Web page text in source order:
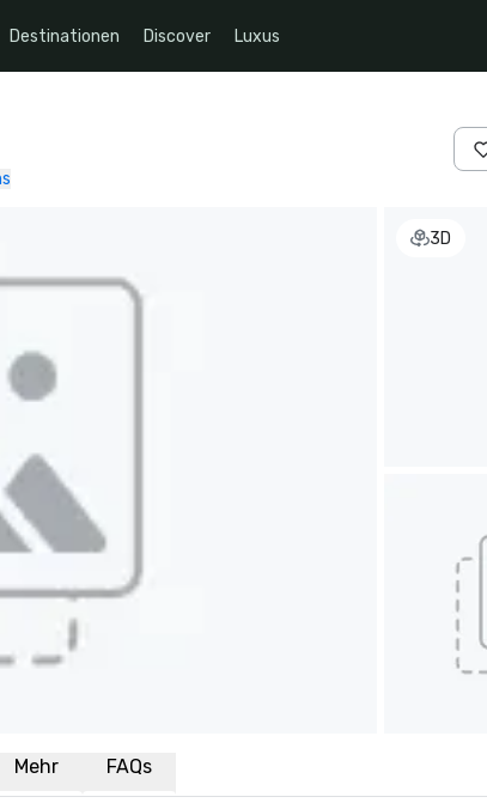
Destinationen Discover Luxus
3D
Mehr FAQs